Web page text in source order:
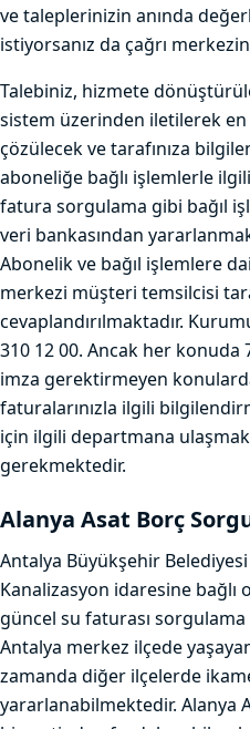
ve taleplerinizin anında
istiyorsanız da çağrı
Talebiniz, hizmete
sistem üzerinden iletilerek
çözülecek ve tarafınıza
aboneliğe bağlı işlemlerle
fatura sorgulama gibi bağıl
veri bankasından
Abonelik ve bağıl işlemlere
merkezi müşteri temsilcisi
cevaplandırılmaktadır.
310 12 00. Ancak her
imza gerektirmeyen
faturalarınızla ilgili
için ilgili departmana ulaşmak
gerekmektedir.
Alanya Asat Borç
Antalya Büyükşehir
Kanalizasyon idaresine bağlı
güncel su faturası
Antalya merkez ilçede
zamanda diğer ilçelerde
yararlanabilmektedir. Alanya